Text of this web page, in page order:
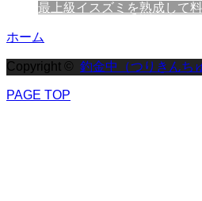
最上級イスズミを熟成して料
ホーム
Copyright © 釣金中（つりきんち
PAGE TOP